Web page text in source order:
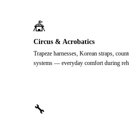
🎪
Circus & Acrobatics
Trapeze harnesses, Korean straps,
systems — everyday comfort during
🔧